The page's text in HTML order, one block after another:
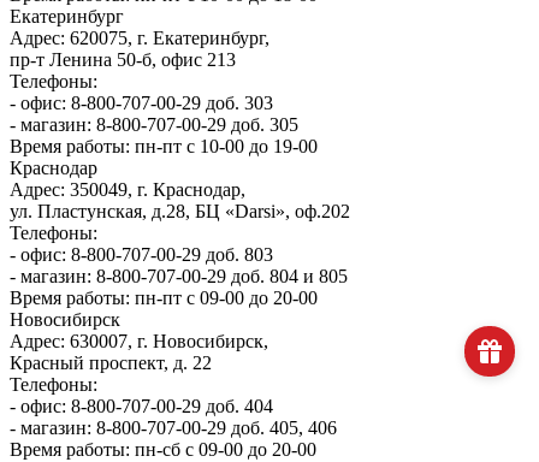
Екатеринбург
Адрес: 620075, г. Екатеринбург,
пр-т Ленина 50-б, офис 213
Телефоны:
- офис: 8-800-707-00-29 доб. 303
- магазин: 8-800-707-00-29 доб. 305
Время работы: пн-пт с 10-00 до 19-00
Краснодар
Адрес: 350049, г. Краснодар,
ул. Пластунская, д.28, БЦ «Darsi», оф.202
Телефоны:
- офис: 8-800-707-00-29 доб. 803
- магазин: 8-800-707-00-29 доб. 804 и 805
Время работы: пн-пт с 09-00 до 20-00
Новосибирск
Адрес: 630007, г. Новосибирск,
Красный проспект, д. 22
Телефоны:
- офис: 8-800-707-00-29 доб. 404
- магазин: 8-800-707-00-29 доб. 405, 406
Время работы: пн-сб с 09-00 до 20-00